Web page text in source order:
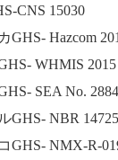
CNS 15030
GHS- Hazcom
WHMIS 2015
SEA No.
GHS- NBR
GHS- NMX-R-